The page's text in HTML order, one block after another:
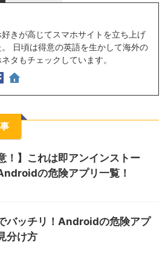
好きが高じてスマホサイトを立ち上げ
。 日頃は得意の英語を生かして海外の
タもチェックしています。
！】これは即アンインストー
の危険アプリ一覧！
バッチリ！Androidの危険アプ
分け方